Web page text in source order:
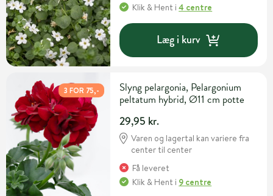
Klik & Hent i4 centre
Læg i kurv
3 FOR 75,-
Slyng pelargonia, Pelargonium
peltatum hybrid, Ø11 cm potte
29,95 kr.
Varen og lagertal kan variere fra
center til center
Få leveret
Klik & Hent i 9 centre